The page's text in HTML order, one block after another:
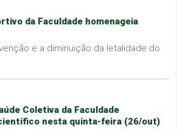
da Faculdade homenageia
e a diminuição da letalidade do
Coletiva da Faculdade
nesta quinta-feira (26/out)